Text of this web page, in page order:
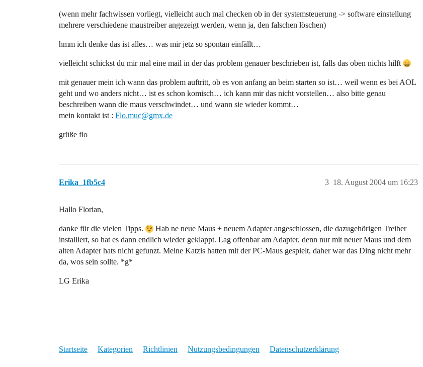
(wenn mehr fachwissen vorliegt, vielleicht auch mal checken ob in der systemsteuerung -> software einstellung
mehrere verschiedene maustreiber angezeigt werden, wenn ja, den falschen löschen)
hmm ich denke das ist alles… was mir jetz so spontan einfällt…
vielleicht schickst du mir mal eine mail in der das problem genauer beschrieben ist, falls das oben nichts hilft
mit genauer mein ich wann das problem auftritt, ob es von anfang an beim starten so ist… weil wenn es bei AOL
geht und wo anders nicht… ist es schon komisch… ich kann mir das nicht vorstellen… also bitte genau
beschreiben wann die maus verschwindet… und wann sie wieder kommt…
mein kontakt ist : Flo.muc@gmx.de
grüße flo
Erika_1fb5c4 18. August 2004 um 16:23
3
Hallo Florian,
danke für die vielen Tipps.
Hab ne neue Maus + neuem Adapter angeschlossen, die dazugehörigen Treiber
installiert, so hat es dann endlich wieder geklappt. Lag offenbar am Adapter, denn nur mit neuer Maus und dem
alten Adapter hats nicht gefunzt. Meine Katzis hatten mit der PC-Maus gespielt, daher war das Ding nicht mehr
da, wos sein sollte. *g*
LG Erika
Startseite Kategorien Richtlinien Nutzungsbedingungen Datenschutzerklärung